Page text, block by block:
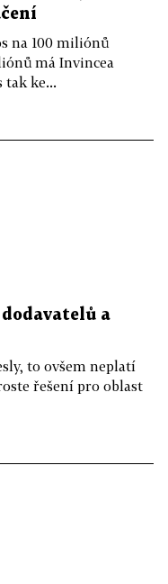
na 100 miliónů
má Invincea
tak ke...
dodavatelů a
to ovšem neplatí
řešení pro oblast